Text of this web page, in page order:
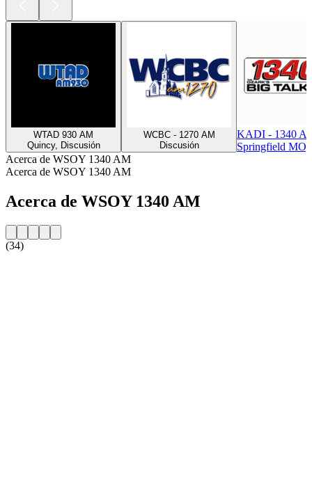
WTAD 930 AM
Quincy, Discusión
WCBC - 1270 AM
Discusión
KADI - 1340
Springfield MO,
Acerca de WSOY 1340 AM
Acerca de WSOY 1340 AM
Acerca de WSOY 1340 AM
(34)